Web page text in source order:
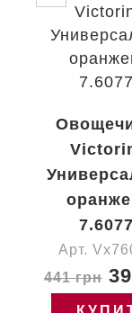
Арт.
441 грн